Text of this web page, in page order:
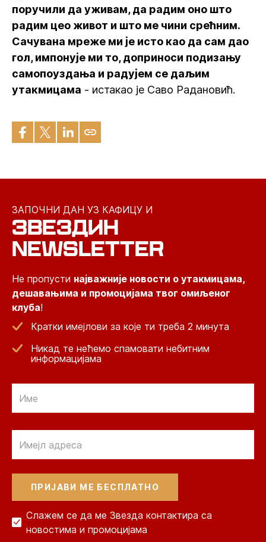
поручили да уживам, да радим оно што
радим цео живот и што ме чини срећним.
Сачувана мреже ми је исто као да сам дао
гол, импонује ми то, доприноси подизању
самопоуздања и радујем се даљим
утакмицама - истакао је Саво Радановић.
ЗАПОЧНИ ДАН УЗ КАФИЦУ И
ЗВЕЗДИН
NEWSLETTER
Не пропусти најважније новости о утакмицама,
дешавањима и промоцијама твог омиљеног
клуба!
Кратки имејлови за које ти треба 2 минута
Никад те нећемо спамовати небитним
информацијама
Слажем се да ме Звезда контактира са
новостима и промоцијама